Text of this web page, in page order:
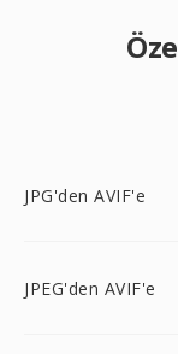
JPG'den AVIF'e
JPEG'den AVIF'e